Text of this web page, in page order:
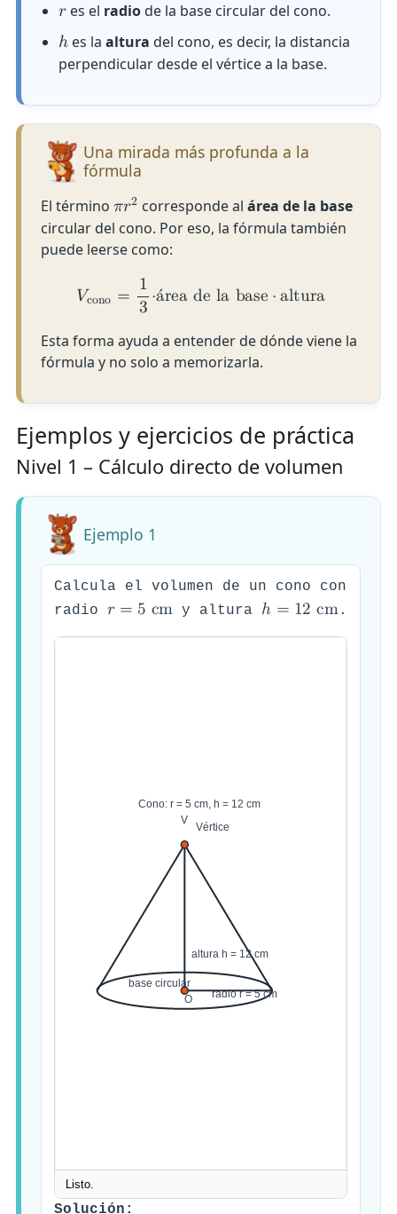
𝑟es el radiode la base circular del cono.
ℎ es laaltura del cono, es decir, la distancia
perpendicular desde el vértice a la base.
Una mirada más profunda a la
fórmula
El término 𝜋𝑟2 corresponde alárea de la base
circular del cono. Por eso, la fórmula también
puede leerse como:
𝑉cono = 1
3 ⋅área de la base ⋅altura
Esta forma ayuda a entender de dónde viene la
fórmula y no solo a memorizarla.
Ejemplos y ejercicios de práctica
Nivel 1 – Cálculo directo de volumen
Ejemplo 1
Calcula el volumen de un cono con
radio 𝑟 = 5 cm y altura ℎ = 12 cm.
Solución: